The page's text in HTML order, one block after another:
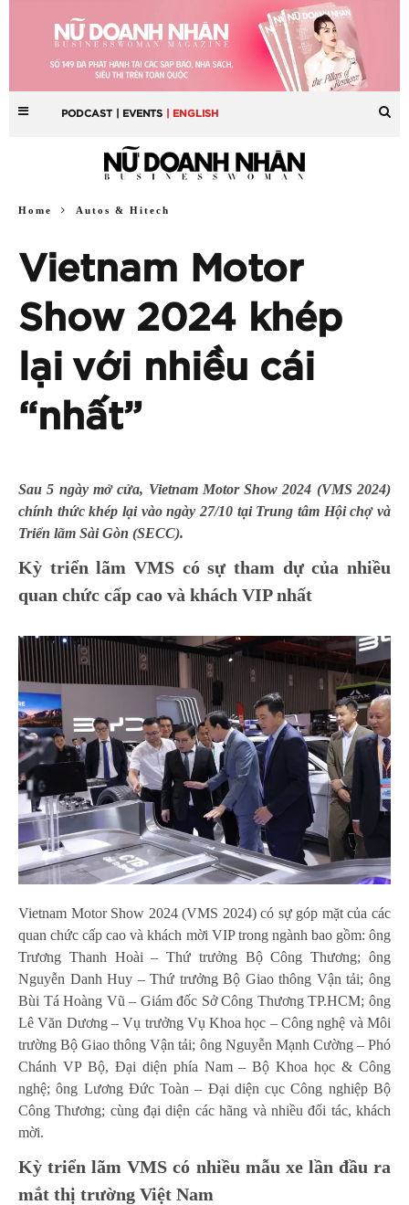
PODCAST | EVENTS | ENGLISH
Home Autos & Hitech
Vietnam Motor
Show 2024 khép
lại với nhiều cái
“nhất”
Sau 5 ngày mở cửa, Vietnam Motor Show 2024 (VMS 2024)
chính thức khép lại vào ngày 27/10 tại Trung tâm Hội chợ và
Triển lãm Sài Gòn (SECC).
Kỳ triển lãm VMS có sự tham dự của nhiều
quan chức cấp cao và khách VIP nhất
Vietnam Motor Show 2024 (VMS 2024) có sự góp mặt của các
quan chức cấp cao và khách mời VIP trong ngành bao gồm: ông
Trương Thanh Hoài – Thứ trưởng Bộ Công Thương; ông
Nguyễn Danh Huy – Thứ trưởng Bộ Giao thông Vận tải; ông
Bùi Tá Hoàng Vũ – Giám đốc Sở Công Thương TP.HCM; ông
Lê Văn Dương – Vụ trưởng Vụ Khoa học – Công nghệ và Môi
trường Bộ Giao thông Vận tải; ông Nguyễn Mạnh Cường – Phó
Chánh VP Bộ, Đại diện phía Nam – Bộ Khoa học & Công
nghệ; ông Lương Đức Toàn – Đại diện cục Công nghiệp Bộ
Công Thương; cùng đại diện các hãng và nhiều đối tác, khách
mời.
Kỳ triển lãm VMS có nhiều mẫu xe lần đầu ra
mắt thị trường Việt Nam